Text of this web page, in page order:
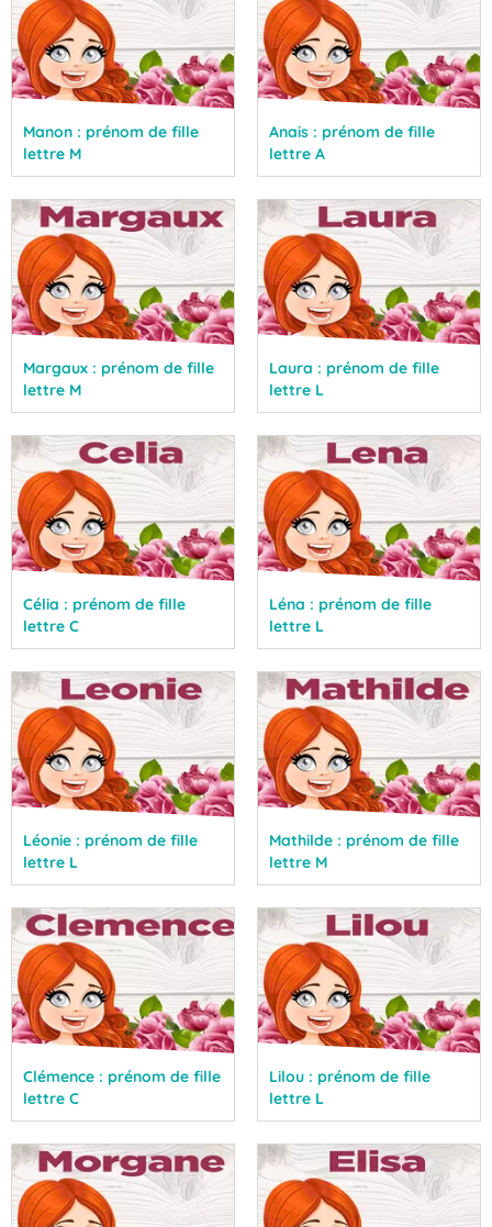
Manon : prénom de fille
lettre M
Anais : prénom de fille
lettre A
Margaux : prénom de fille
lettre M
Laura : prénom de fille
lettre L
Célia : prénom de fille
lettre C
Léna : prénom de fille
lettre L
Léonie : prénom de fille
lettre L
Mathilde : prénom de fille
lettre M
Clémence : prénom de fille
lettre C
Lilou : prénom de fille
lettre L